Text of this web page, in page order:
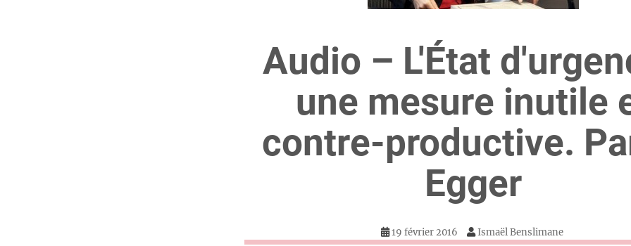
Audio – L'État
une mesure inutile
contre-productive.
Egger
19 février 2016 Ismaël Benslimane